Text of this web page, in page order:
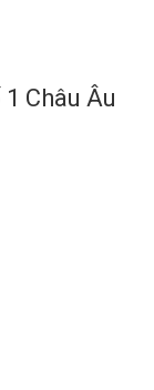
Châu Âu